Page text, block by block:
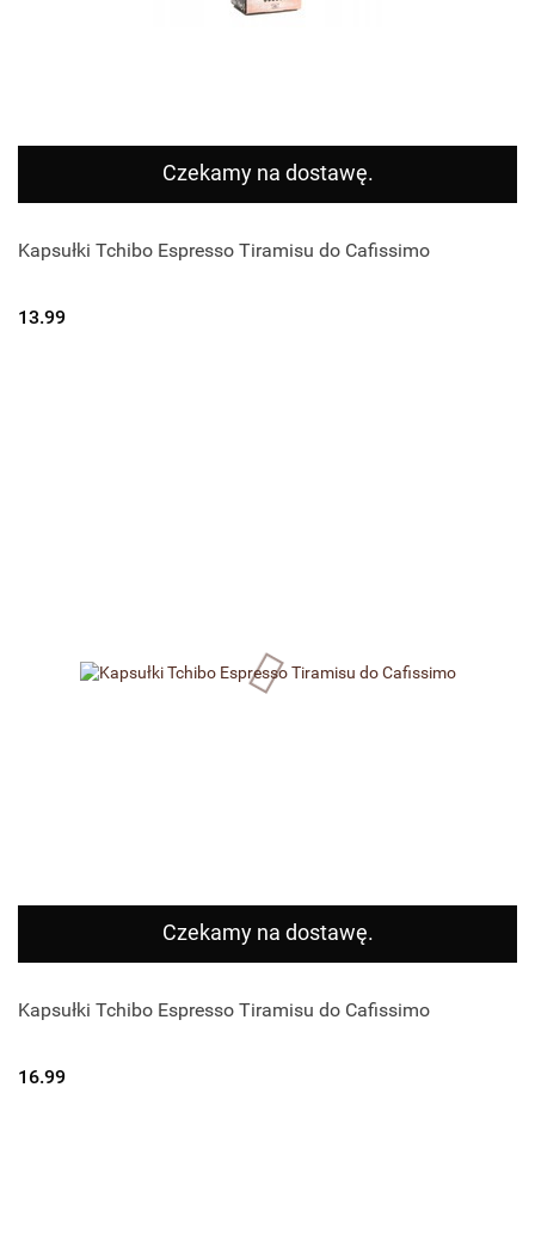
Czekamy na dostawę.
Kapsułki Tchibo Espresso Tiramisu do Cafissimo
13.99
Czekamy na dostawę.
Kapsułki Tchibo Espresso Tiramisu do Cafissimo
16.99